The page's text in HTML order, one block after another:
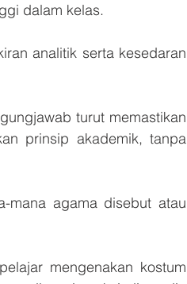
dalam kelas.
analitik serta kesedaran
turut memastikan
prinsip akademik, tanpa
mana agama disebut atau
mengenakan kostum